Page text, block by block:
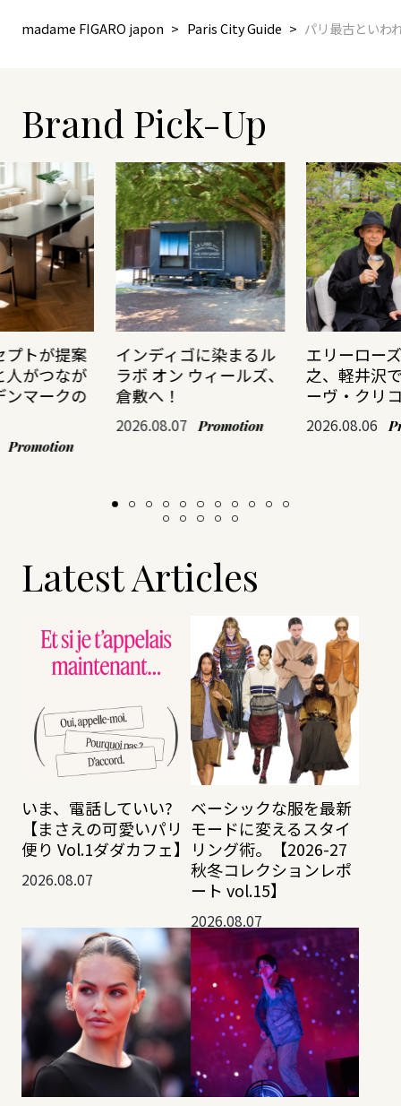
madame FIGARO japon Paris City Guide パリ最古といわ
Brand Pick-Up
プトが提案
人がつなが
ンマークの
Promotion
インディゴに染まるル
ラボ オン ウィールズ、
倉敷へ！
2026.08.07 Promotion
エリーロー
之、軽井沢
ーヴ・クリ
2026.08.06
Latest Articles
いま、電話していい?
【まさえの可愛いパリ
便り Vol.1ダダカフェ】
2026.08.07
ベーシックな服を最新
モードに変えるスタイ
リング術。【2026-27
秋冬コレクションレポ
ート vol.15】
2026.08.07